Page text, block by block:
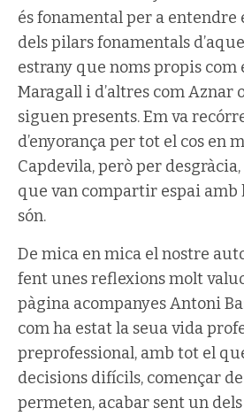
és fonamental per a entendre
dels pilars fonamentals
estrany que noms propis com
Maragall i d’altres com Aznar
siguen presents. Em va
d’enyorança per tot el cos en
Capdevila, però per
que van compartir espai amb
són.
De mica en mica el nostre
fent unes reflexions molt
pàgina acompanyes Antoni
com ha estat la seua vida
preprofessional, amb tot el
decisions difícils, començar de
permeten, acabar sent un